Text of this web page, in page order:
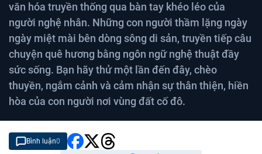
văn hóa truyền thống qua bàn tay khéo léo của
người nghệ nhân. Những con người thầm lặng ngày
ngày miệt mài bên dòng sông di sản, truyền tiếp câu
chuyện quê hương bằng ngôn ngữ nghệ thuật đầy
sức sống. Bạn hãy thử một lần đến đây, chèo
thuyền, ngắm cảnh và cảm nhận sự thân thiện, hiền
hòa của con người nơi vùng đất cố đô.
Bình luận0